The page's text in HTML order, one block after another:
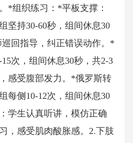
*组织练习：*平板支撑：
坚持30-60秒，组间休息30
回指导，纠正错误动作。*
次，组间休息30秒，共2-3
感受腹部发力。*俄罗斯转
每侧10-12次，组间休息30
学生认真听讲，模仿正确
，感受肌肉酸胀感。2.下肢